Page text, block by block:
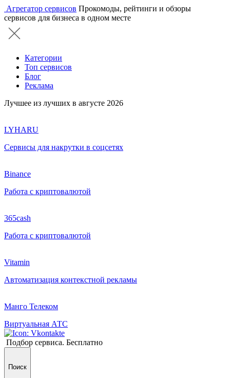
Агрегатор сервисов Прокомоды, рейтинги и обзоры
сервисов для бизнеса в одном месте
Категории
Топ сервисов
Блог
Реклама
Лучшее из лучших в августе 2026
LYHARU
Сервисы для накрутки в соцсетях
Binance
Работа с криптовалютой
365cash
Работа с криптовалютой
Vitamin
Автоматизация контекстной рекламы
Манго Телеком
Виртуальная АТС
Подбор сервиса. Бесплатно
Поиск